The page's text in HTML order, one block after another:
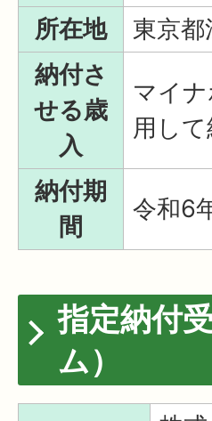
所在地
東京
納付さ
せる歳
入
マイ
用し
納付期
間
令和6
指定納付
ム）